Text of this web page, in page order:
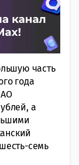
часть
года
а
семь